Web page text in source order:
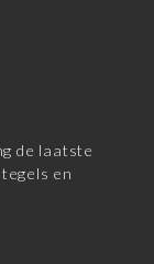
de laatste
en